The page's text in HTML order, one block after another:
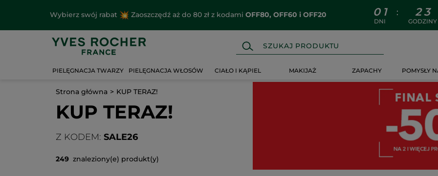
Wybierz swój rabat Zaoszczędź aż do 80 zł z kodami OFF80, OFF60 i OFF20 0 1
DNI
: 23
GODZINY
PIELĘGNACJA TWARZY PIELĘGNACJA WŁOSÓW CIAŁO I KĄPIEL MAKIJAŻ ZAPACHY POMYSŁY
Strona główna KUP TERAZ!
KUP TERAZ!
Z KODEM: SALE26
249 znaleziony(e) produkt(y)